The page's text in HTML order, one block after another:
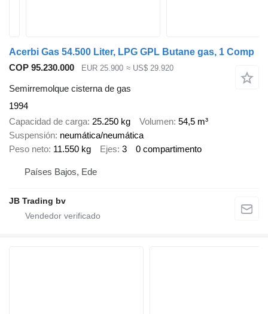
Acerbi Gas 54.500 Liter, LPG GPL Butane gas, 1 Comp
COP 95.230.000
EUR 25.900 ≈ US$ 29.920
Semirremolque cisterna de gas
1994
Capacidad de carga 25.250 kg Volumen 54,5 m³
Suspensión neumática/neumática
Peso neto 11.550 kg Ejes 3 0 compartimento
Países Bajos, Ede
JB Trading bv